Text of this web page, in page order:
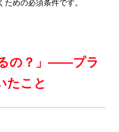
めの必須条件です。
の？」——プラ
たこと